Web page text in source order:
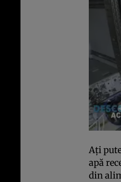
Ați
apă
din